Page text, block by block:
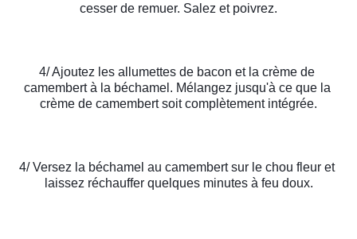
cesser de remuer. Salez et poivrez.
4/ Ajoutez les allumettes de bacon et la crème de
camembert à la béchamel. Mélangez jusqu'à ce que la
crème de camembert soit complètement intégrée.
4/ Versez la béchamel au camembert sur le chou fleur et
laissez réchauffer quelques minutes à feu doux.